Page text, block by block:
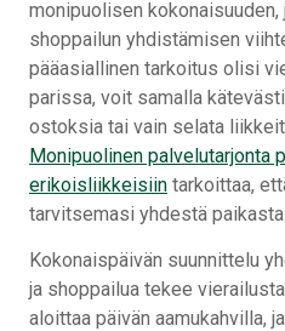
monipuolisen
shoppailun yhdistämisen
pääasiallinen tarkoitus olisi
parissa, voit samalla
ostoksia tai vain selata
Monipuolinen palvelutarjonta
erikoisliikkeisiin tarkoittaa,
tarvitsemasi yhdestä paikasta.
Kokonaispäivän suunnittelu
ja shoppailua tekee
aloittaa päivän aamukahvilla,